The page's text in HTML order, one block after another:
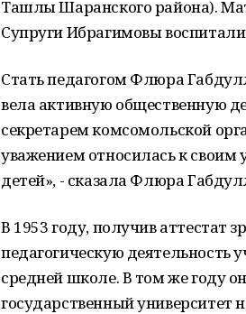
Ташлы Шаранского района).
Супруги Ибрагимовы
Стать педагогом Флюра
вела активную общественную
секретарем комсомольской
уважением относилась к своим
детей», - сказала Флюра
В 1953 году, получив аттестат
педагогическую деятельность
средней школе. В том же году
государственный университет